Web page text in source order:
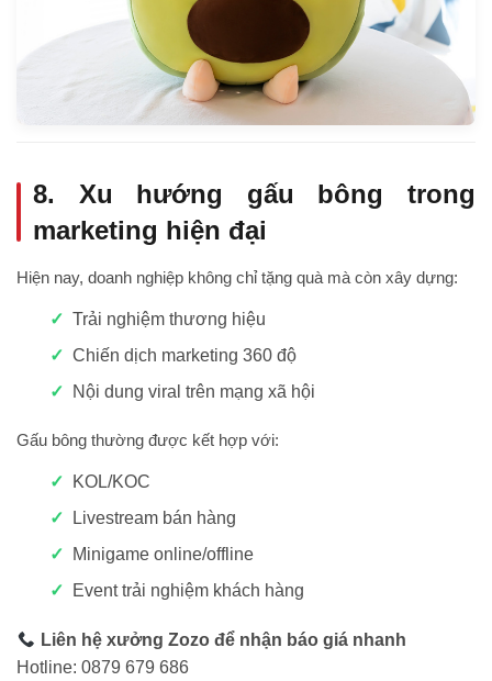
8. Xu hướng gấu bông trong
marketing hiện đại
Hiện nay, doanh nghiệp không chỉ tặng quà mà còn xây dựng:
Trải nghiệm thương hiệu
Chiến dịch marketing 360 độ
Nội dung viral trên mạng xã hội
Gấu bông thường được kết hợp với:
KOL/KOC
Livestream bán hàng
Minigame online/offline
Event trải nghiệm khách hàng
Liên hệ xưởng Zozo để nhận báo giá nhanh
Hotline: 0879 679 686